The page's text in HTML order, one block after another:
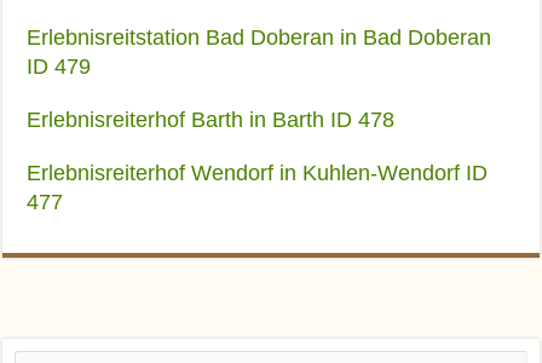
Erlebnisreitstation Bad Doberan in Bad Doberan
ID 479
Erlebnisreiterhof Barth in Barth ID 478
Erlebnisreiterhof Wendorf in Kuhlen-Wendorf ID
477